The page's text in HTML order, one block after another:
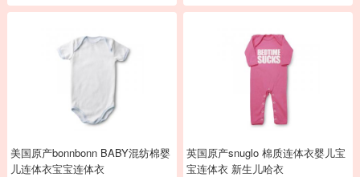
美国原产bonnbonn BABY混纺棉婴
儿连体衣宝宝连体衣
英国原产snuglo 棉质连体衣婴儿宝
宝连体衣 新生儿哈衣